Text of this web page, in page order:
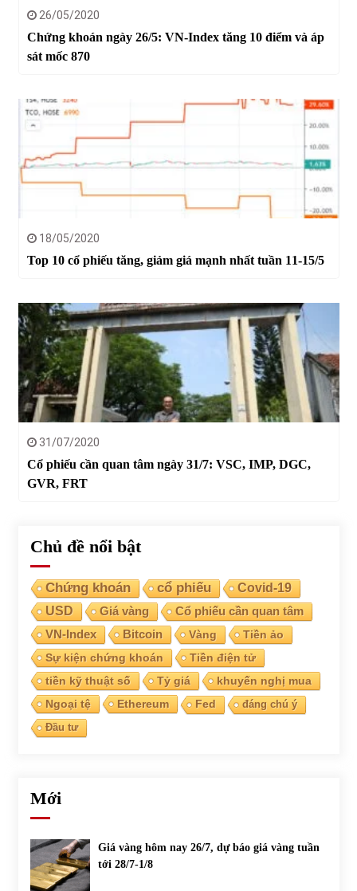
26/05/2020
Chứng khoán ngày 26/5: VN-Index tăng 10 điểm và áp
sát mốc 870
18/05/2020
Top 10 cổ phiếu tăng, giảm giá mạnh nhất tuần 11-15/5
31/07/2020
Cổ phiếu cần quan tâm ngày 31/7: VSC, IMP, DGC,
GVR, FRT
Chủ đề nổi bật
Chứng khoán cổ phiếu
Covid-19
USD
Giá vàng Cổ phiếu cần quan tâm
VN-Index Bitcoin Vàng
Tiền ảo
Sự kiện chứng khoán
Tiền điện tử
tiền kỹ thuật số
Tỷ giá
khuyến nghị mua
Ngoại tệ
Ethereum Fed
đáng chú ý
Đầu tư
Mới
Giá vàng hôm nay 26/7, dự báo giá vàng tuần
tới 28/7-1/8